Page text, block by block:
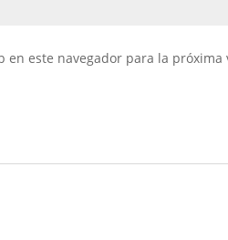
este navegador para la